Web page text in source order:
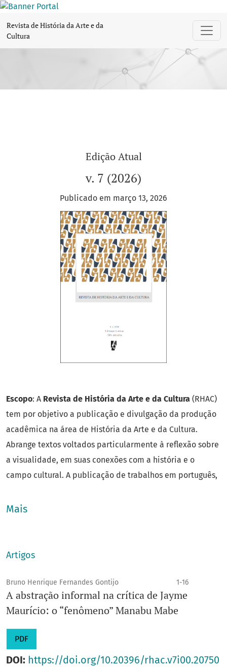
Revista de História da Arte e da Cultura
Revista de História da Arte e da
Cultura
Edição Atual
v. 7 (2026)
Publicado em março 13, 2026
Escopo: A Revista de História da Arte e da Cultura (RHAC)
tem por objetivo a publicação e divulgação da produção
acadêmica na área de História da Arte e da Cultura.
Abrange textos voltados particularmente à reflexão sobre
a visualidade, em suas conexões com a história e o
campo cultural. A publicação de trabalhos em português,
leitores brasileiros e estrangeiros. Publica inéditos de
de documentos. Propostas para dossiês podem ser
Qualis: A3
Área do conhecimento: Ciências Humanas
Ano de fundação: 2020
E-ISSN: 2675-9829
Título abreviado
E-mail:rhac@unicamp.br
Mais
Artigos
Bruno Henrique Fernandes Gontijo 1-16
A abstração informal na crítica de Jayme
Maurício: o “fenômeno” Manabu Mabe
PDF
DOI: https://doi.org/10.20396/rhac.v7i00.20750